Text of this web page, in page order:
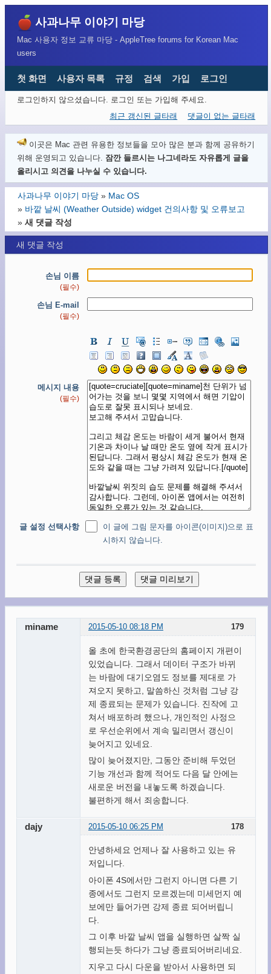
사과나무 이야기 마당
Mac 사용자 정보 교류 마당 - AppleTree forums for Korean Mac
users
첫 화면 사용자 목록 규정 검색 가입 로그인
로그인하지 않으셨습니다.
로그인 또는 가입해 주세요.
최근 갱신된 글타래
댓글이 없는 글타래
이곳은 Mac 관련 유용한 정보들을 모아 많은 분과 함께 공유하기
위해 운영되고 있습니다. 잠깐 들르시는 나그네라도 자유롭게 글을
올리시고 의견을 나누실 수 있습니다.
사과나무 이야기 마당 » Mac OS
» 바깥 날씨 (Weather Outside) widget 건의사항 및 오류보고
» 새 댓글 작성
새 댓글 작성
손님 이름
(필수)
손님 E-mail
(필수)
메시지 내용
(필수)
글 설정 선택사항
이 글에 그림 문자를 아이콘(이미지)으로 표
시하지 않습니다.
179
miname 2015-05-10 08:18 PM
올 초에 한국환경공단의 홈페이지 개편이
있었습니다. 그래서 데이터 구조가 바뀌
는 바람에 대기오염도 정보를 제대로 가
져오지 못하고, 말씀하신 것처럼 그냥 강
제 종료되는 문제가 있습니다. 진작에 고
쳐서 배포하려 했으나, 개인적인 사정으
로 우선순위에서 계속 밀리면서 갱신이
늦어지고 있네요.
많이 늦어졌지만, 그동안 준비해 두었던
기능 개선과 함께 적어도 다음 달 안에는
새로운 버전을 내놓도록 하겠습니다.
불편하게 해서 죄송합니다.
178
dajy 2015-05-10 06:25 PM
안녕하세요 언제나 잘 사용하고 있는 유
저입니다.
아이폰 4S에서만 그런지 아니면 다른 기
종에서도 그런지 모르겠는데 미세먼지 예
보에만 들어가면 강제 종료 되어버립니
다.
그 이후 바깥 날씨 앱을 실행하면 살짝 실
행되는듯 하다가 그냥 종료되어버리네요.
지우고 다시 다운을 받아서 사용하면 되